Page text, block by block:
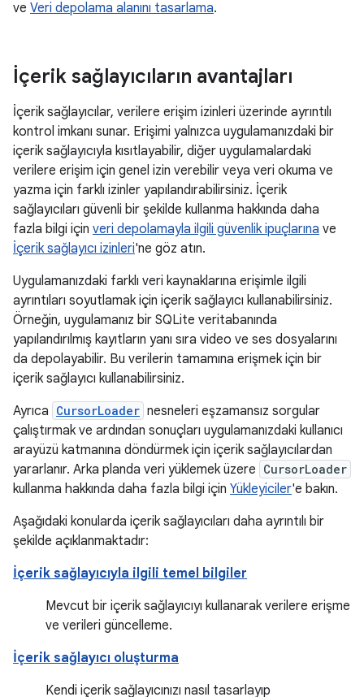
ve Veri depolama alanını tasarlama.
İçerik sağlayıcıların avantajları
İçerik sağlayıcılar, verilere erişim izinleri üzerinde ayrıntılı
kontrol imkanı sunar. Erişimi yalnızca uygulamanızdaki bir
içerik sağlayıcıyla kısıtlayabilir, diğer uygulamalardaki
verilere erişim için genel izin verebilir veya veri okuma ve
yazma için farklı izinler yapılandırabilirsiniz. İçerik
sağlayıcıları güvenli bir şekilde kullanma hakkında daha
fazla bilgi için veri depolamayla ilgili güvenlik ipuçlarına ve
İçerik sağlayıcı izinleri'ne göz atın.
Uygulamanızdaki farklı veri kaynaklarına erişimle ilgili
ayrıntıları soyutlamak için içerik sağlayıcı kullanabilirsiniz.
Örneğin, uygulamanız bir SQLite veritabanında
yapılandırılmış kayıtların yanı sıra video ve ses dosyalarını
da depolayabilir. Bu verilerin tamamına erişmek için bir
içerik sağlayıcı kullanabilirsiniz.
Ayrıca CursorLoader nesneleri eşzamansız sorgular
çalıştırmak ve ardından sonuçları uygulamanızdaki kullanıcı
arayüzü katmanına döndürmek için içerik sağlayıcılardan
yararlanır. Arka planda veri yüklemek üzere CursorLoader
kullanma hakkında daha fazla bilgi için Yükleyiciler'e bakın.
Aşağıdaki konularda içerik sağlayıcıları daha ayrıntılı bir
şekilde açıklanmaktadır:
İçerik sağlayıcıyla ilgili temel bilgiler
Mevcut bir içerik sağlayıcıyı kullanarak verilere erişme
ve verileri güncelleme.
İçerik sağlayıcı oluşturma
Kendi içerik sağlayıcınızı nasıl tasarlayıp